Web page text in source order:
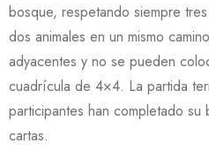
bosque, respetando siempre
dos animales en un mismo
adyacentes y no se pueden
cuadrícula de 4×4. La partida
participantes han completado
cartas.